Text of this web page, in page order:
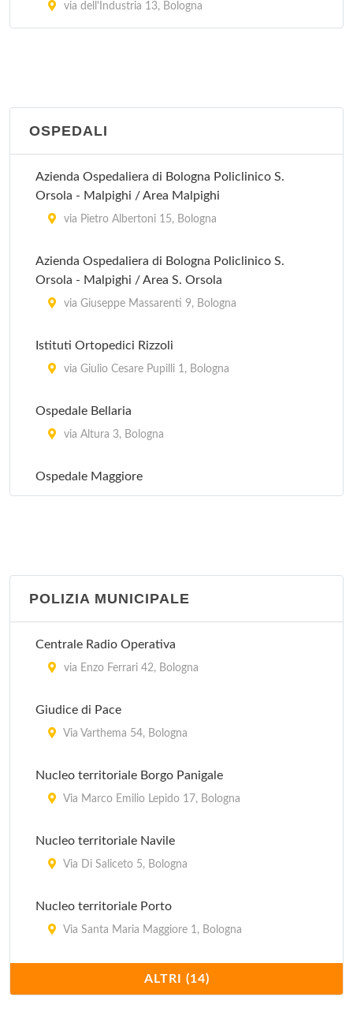
via Papa Giovanni XXIII 12, Vergato
via dell'Industria 13, Bologna
OSPEDALI
Azienda Ospedaliera di Bologna Policlinico S.
Orsola - Malpighi / Area Malpighi
via Pietro Albertoni 15, Bologna
Azienda Ospedaliera di Bologna Policlinico S.
Orsola - Malpighi / Area S. Orsola
via Giuseppe Massarenti 9, Bologna
Istituti Ortopedici Rizzoli
via Giulio Cesare Pupilli 1, Bologna
Ospedale Bellaria
via Altura 3, Bologna
Ospedale Maggiore
POLIZIA MUNICIPALE
Centrale Radio Operativa
via Enzo Ferrari 42, Bologna
Giudice di Pace
Via Varthema 54, Bologna
Nucleo territoriale Borgo Panigale
Via Marco Emilio Lepido 17, Bologna
Nucleo territoriale Navile
Via Di Saliceto 5, Bologna
Nucleo territoriale Porto
Via Santa Maria Maggiore 1, Bologna
Nucleo territoriale Reno
Via Battindarno 123, Bologna
ALTRI (14)